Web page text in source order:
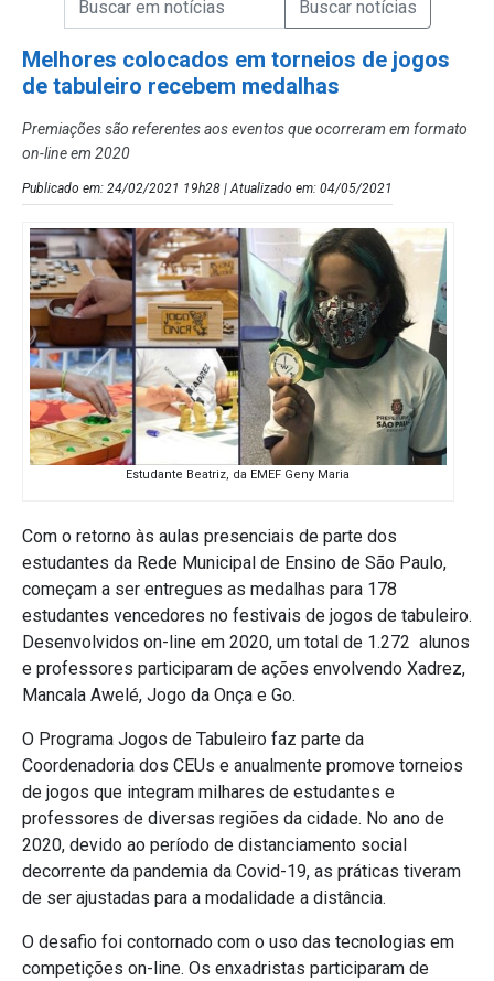
Melhores colocados em torneios de jogos
de tabuleiro recebem medalhas
Premiações são referentes aos eventos que ocorreram em formato
on-line em 2020
Publicado em: 24/02/2021 19h28 | Atualizado em: 04/05/2021
Estudante Beatriz, da EMEF Geny Maria
Com o retorno às aulas presenciais de parte dos
estudantes da Rede Municipal de Ensino de São Paulo,
começam a ser entregues as medalhas para 178
estudantes vencedores no festivais de jogos de tabuleiro.
Desenvolvidos on-line em 2020, um total de 1.272 alunos
e professores participaram de ações envolvendo Xadrez,
Mancala Awelé, Jogo da Onça e Go.
O Programa Jogos de Tabuleiro faz parte da
Coordenadoria dos CEUs e anualmente promove torneios
de jogos que integram milhares de estudantes e
professores de diversas regiões da cidade. No ano de
2020, devido ao período de distanciamento social
decorrente da pandemia da Covid-19, as práticas tiveram
de ser ajustadas para a modalidade a distância.
O desafio foi contornado com o uso das tecnologias em
competições on-line. Os enxadristas participaram de